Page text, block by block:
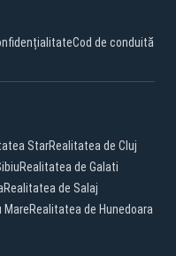
Cod de conduită
StarRealitatea de Cluj
Realitatea de Galati
Realitatea de Salaj
MareRealitatea de Hunedoara